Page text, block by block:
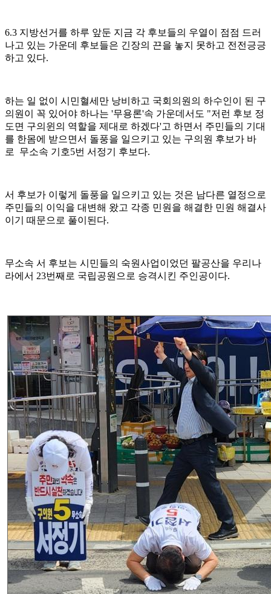
6.3 지방선거를 하루 앞둔 지금 각 후보들의 우열이 점점 드러
나고 있는 가운데 후보들은 긴장의 끈을 놓지 못하고 전전긍긍
하고 있다.
하는 일 없이 시민혈세만 낭비하고 국회의원의 하수인이 된 구
의원이 꼭 있어야 하나는 '무용론'속 가운데서도 "저런 후보 정
도면 구의윈의 역할을 제대로 하겠다'고 하면서 주민들의 기대
를 한몸에 받으면서 돌풍을 일으키고 있는 구의원 후보가 바
로 무소속 기호5번 서정기 후보다.
서 후보가 이렇게 돌풍을 일으키고 있는 것은 남다른 열정으로
주민들의 이익을 대변해 왔고 각종 민원을 해결한 민원 해결사
이기 때문으로 풀이된다.
무소속 서 후보는 시민들의 숙원사업이었던 팔공산을 우리나
라에서 23번째로 국립공원으로 승격시킨 주인공이다.